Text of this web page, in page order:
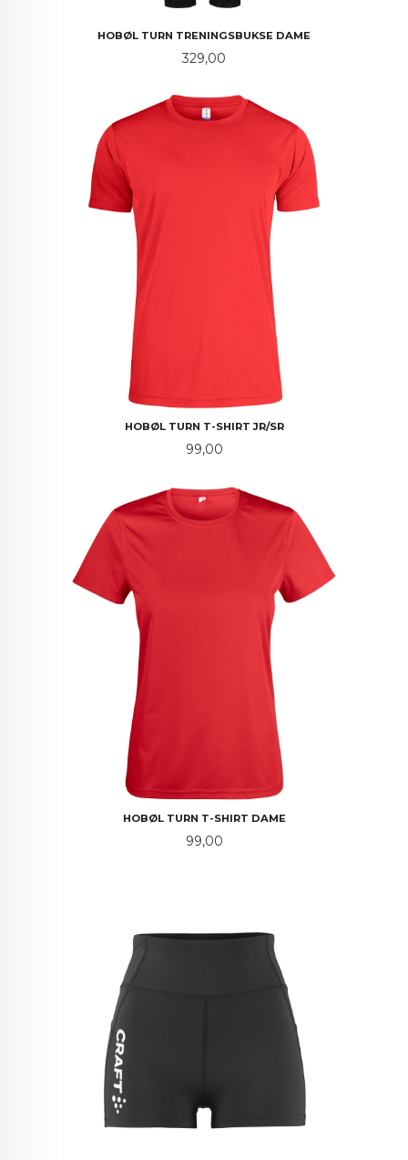
HOBØL TURN TRENINGSBUKSE DAME
Pris
329,00
HOBØL TURN T-SHIRT JR/SR
Pris
99,00
HOBØL TURN T-SHIRT DAME
Pris
99,00